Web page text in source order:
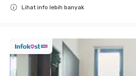
Lihat info lebih banyak